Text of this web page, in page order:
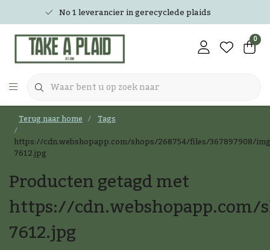
No 1 leverancier in gerecyclede plaids
0
Terug naar home
Tags
https://cdn.webshopapp.com/shops/268754/files/367897908/
7612.jpg
Producten getagd met
https://cdn.webshopapp.com/
7612.jpg